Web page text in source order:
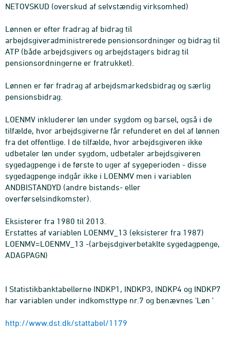
NETOVSKUD (overskud af selvstændig virksomhed)
Lønnen er efter fradrag af bidrag til
arbejdsgiveradministrerede pensionsordninger og bidrag til
ATP (både arbejdsgivers og arbejdstagers bidrag til
pensionsordningerne er fratrukket).
Lønnen er før fradrag af arbejdsmarkedsbidrag og særlig
pensionsbidrag.
LOENMV inkluderer løn under sygdom og barsel, også i de
tilfælde, hvor arbejdsgiverne får refunderet en del af lønnen
fra det offentlige. I de tilfælde, hvor arbejdsgiveren ikke
udbetaler løn under sygdom, udbetaler arbejdsgiveren
sygedagpenge i de første to uger af sygeperioden - disse
sygedagpenge indgår ikke i LOENMV men i variablen
ANDBISTANDYD (andre bistands- eller
overførselsindkomster).
Eksisterer fra 1980 til 2013.
Erstattes af variablen LOENMV_13 (eksisterer fra 1987)
LOENMV=LOENMV_13 -(arbejsdgiverbetaklte sygedagpenge,
ADAGPAGN)
I Statistikbanktabellerne INDKP1, INDKP3, INDKP4 og INDKP7
har variablen under indkomsttype nr.7 og benævnes 'Løn '
http://www.dst.dk/stattabel/1179